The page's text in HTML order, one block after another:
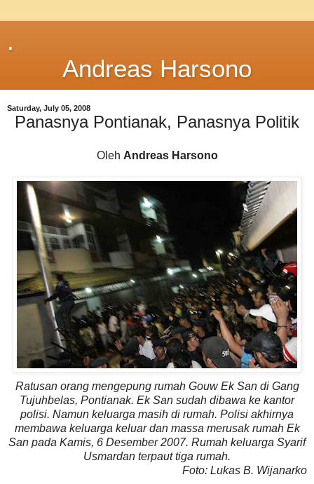
.
Andreas Harsono
Saturday, July 05, 2008
Panasnya Pontianak, Panasnya Politik
Oleh Andreas Harsono
Ratusan orang mengepung rumah Gouw Ek San di Gang
Tujuhbelas, Pontianak. Ek San sudah dibawa ke kantor
polisi. Namun keluarga masih di rumah. Polisi akhirnya
membawa keluarga keluar dan massa merusak rumah Ek
San pada Kamis, 6 Desember 2007. Rumah keluarga Syarif
Usmardan terpaut tiga rumah.
Foto: Lukas B. Wijanarko